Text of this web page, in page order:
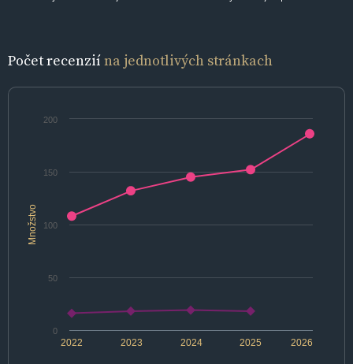
Počet recenziína jednotlivých stránkach
Množstvo
2022 2024 2026
2023 2025
0
50
100
150
200